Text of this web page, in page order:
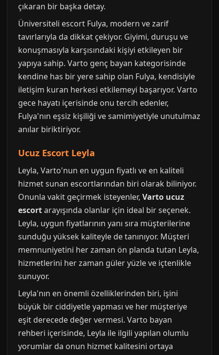
çıkaran bir başka detay.
Üniversiteli escort Fulya, modern ve zarif
tavırlarıyla da dikkat çekiyor. Giyimi, duruşu ve
konuşmasıyla karşısındaki kişiyi etkileyen bir
yapıya sahip. Varto genç bayan kategorisinde
kendine has bir yere sahip olan Fulya, kendisiyle
iletişim kuran herkesi etkilemeyi başarıyor. Varto
gece hayatı içerisinde onu tercih edenler,
Fulya'nın eşsiz kişiliği ve samimiyetiyle unutulmaz
anılar biriktiriyor.
Ucuz Escort Leyla
Leyla, Varto'nun en uygun fiyatlı ve en kaliteli
hizmet sunan escortlarından biri olarak biliniyor.
Onunla vakit geçirmek isteyenler, Varto ucuz
escortarayışında olanlar için ideal bir seçenek.
Leyla, uygun fiyatlarının yanı sıra müşterilerine
sunduğu yüksek kaliteyle de tanınıyor. Müşteri
memnuniyetini her zaman ön planda tutan Leyla,
hizmetlerini her zaman güler yüzle ve içtenlikle
sunuyor.
Leyla'nın en önemli özelliklerinden biri, işini
büyük bir ciddiyetle yapması ve her müşteriye
eşit derecede değer vermesi. Varto bayan
rehberi içerisinde, Leyla ile ilgili yapılan olumlu
yorumlar da onun hizmet kalitesini ortaya